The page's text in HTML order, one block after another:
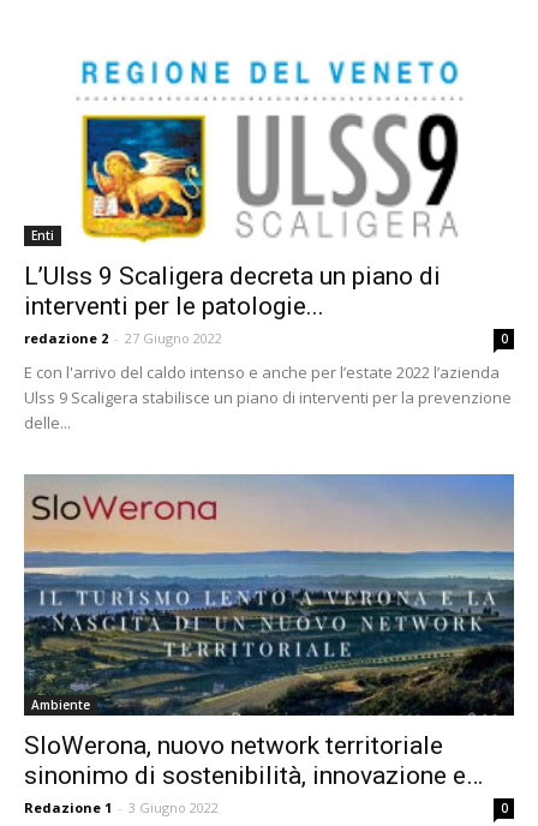
Enti
L’Ulss 9 Scaligera decreta un piano di
interventi per le patologie...
redazione 2 - 27 Giugno 2022 0
E con l'arrivo del caldo intenso e anche per l’estate 2022 l’azienda
Ulss 9 Scaligera stabilisce un piano di interventi per la prevenzione
delle...
Ambiente
SloWerona, nuovo network territoriale
sinonimo di sostenibilità, innovazione e…
Redazione 1 - 3 Giugno 2022 0